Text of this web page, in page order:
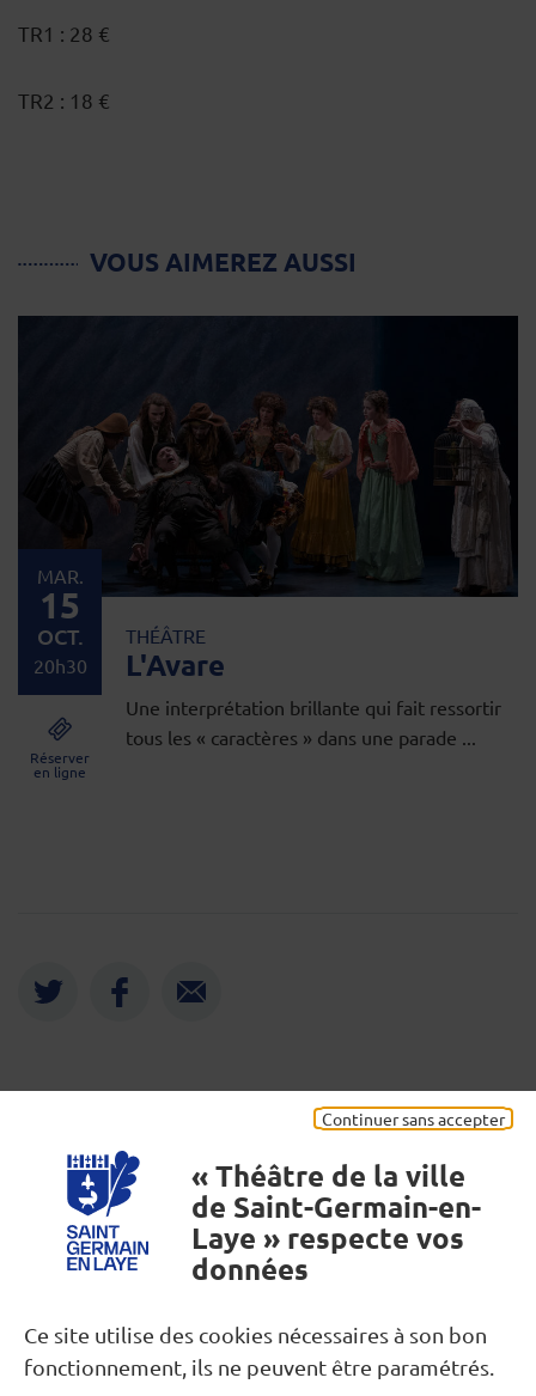
Continuer sans accepter
« Théâtre de la ville
de Saint-Germain-en-
Laye » respecte vos
données
Ce site utilise des cookies nécessaires à son bon
fonctionnement, ils ne peuvent être paramétrés.
TR1 : 28 €
TR2 : 18 €
VOUS AIMEREZ AUSSI
THÉÂTRE
L'Avare
Une interprétation brillante qui fait ressortir
tous les « caractères » dans une parade ...
MAR.
15
OCT.
20h30
Réserver
en ligne
Nous contacter